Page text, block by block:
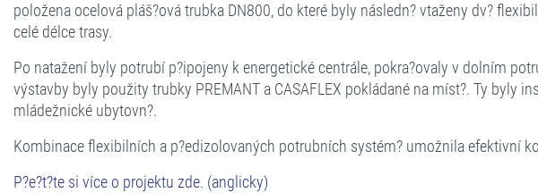
položena ocelová pláš?ová trubka DN800, do které byly následn? vtaženy dv?
celé délce trasy.
Po natažení byly potrubí p?ipojeny k energetické centrále, pokra?ovaly v dolním
výstavby byly použity trubky PREMANT a CASAFLEX pokládané na míst?. Ty
mládežnické ubytovn?.
Kombinace flexibilních a p?edizolovaných potrubních systém? umožnila efektivní
P?e?t?te si více o projektu zde. (anglicky)